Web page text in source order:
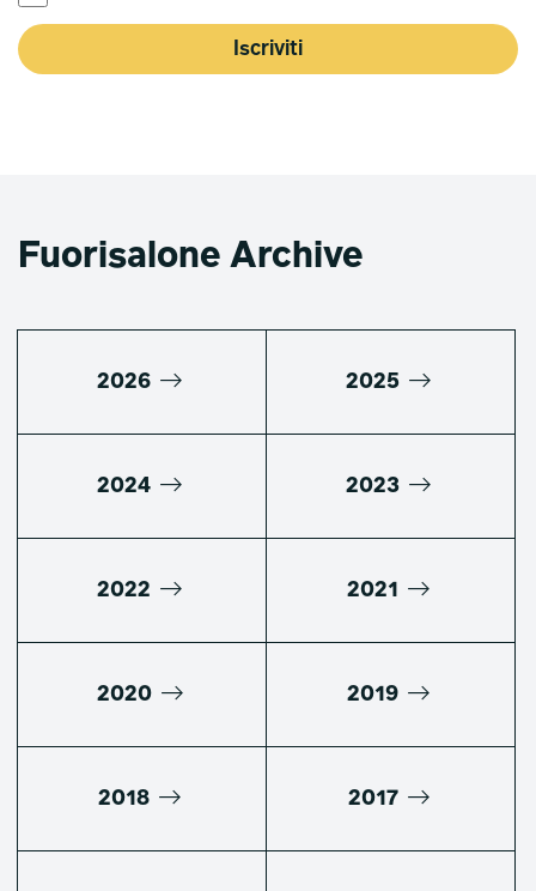
Iscriviti
Fuorisalone Archive
2026 2025
2024 2023
2022 2021
2020 2019
2018 2017